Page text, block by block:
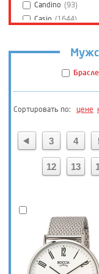
Candino (93)
Casio (1644)
Continental (6)
(9)
(5)
Haas&Cie (27)
Orient (9)
(334)
Quantum
(197)
Romanson (7)
Vector (458)
Vostok (110)
Welder (29)
Сортировать по: цене
3 4
12 13